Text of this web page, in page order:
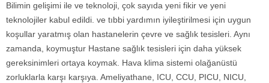
Bilimin gelişimi ile ve teknoloji, çok sayıda yeni fikir ve yeni
teknolojiler kabul edildi. ve tıbbi yardımın iyileştirilmesi için uygun
koşullar yaratmış olan hastanelerin çevre ve sağlık tesisleri. Aynı
zamanda, koymuştur Hastane sağlık tesisleri için daha yüksek
gereksinimleri ortaya koymak. Hava klima sistemi olağanüstü
zorluklarla karşı karşıya. Ameliyathane, ICU, CCU, PICU, NICU,